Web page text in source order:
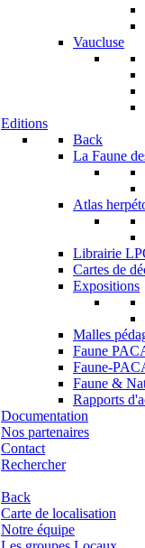
Vaucluse
Editions
Back
La Faune
Atlas
Librairie
Cartes de
Expositions
Malles
Faune
Faune-
Faune &
Rapports
Documentation
Nos partenaires
Contact
Rechercher
Back
Carte de localisation
Notre équipe